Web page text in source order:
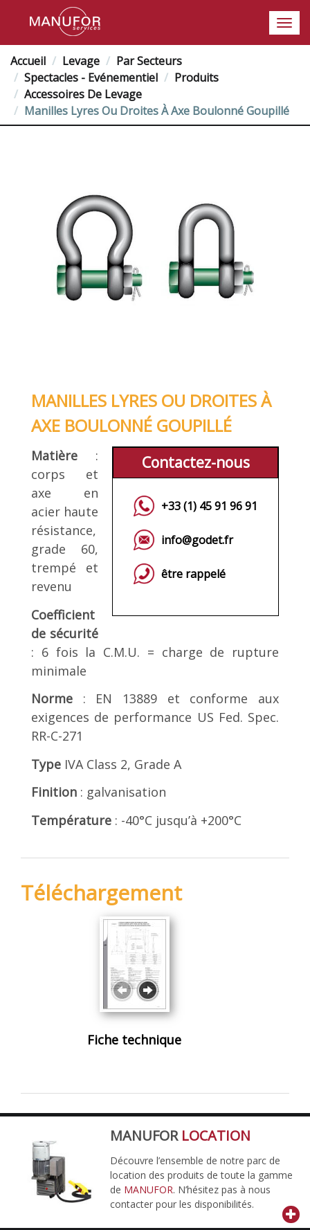
Accueil Levage
Par Secteurs
Spectacles - Evénementiel
Produits
Accessoires De Levage
Manilles Lyres Ou Droites À Axe Boulonné Goupillé
MANILLES LYRES OU DROITES À
AXE BOULONNÉ GOUPILLÉ
Contactez-nous
+33 (1) 45 91 96 91
info@godet.fr
être rappelé
Matière :
corps et
axe en
acier haute
résistance,
grade 60,
trempé et
revenu
Coefficient
de sécurité
: 6 fois la C.M.U. = charge de rupture
minimale
Norme : EN 13889 et conforme aux
exigences de performance US Fed. Spec.
RR-C-271
Type IVA Class 2, Grade A
Finition : galvanisation
Température : -40°C jusqu’à +200°C
Téléchargement
Fiche technique
MANUFOR LOCATION
Découvre l’ensemble de notre parc de
location des produits de toute la gamme
de MANUFOR. N’hésitez pas à nous
contacter pour les disponibilités.